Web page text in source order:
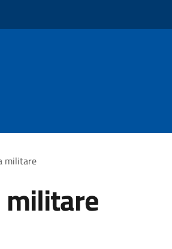
militare
militare